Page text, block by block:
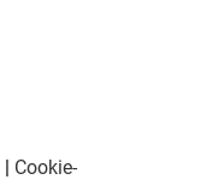
| Cookie-